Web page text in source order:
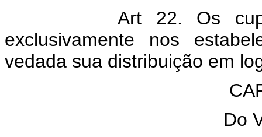
Art 22. Os cupons
exclusivamente nos
vedada sua distribuição em
Do